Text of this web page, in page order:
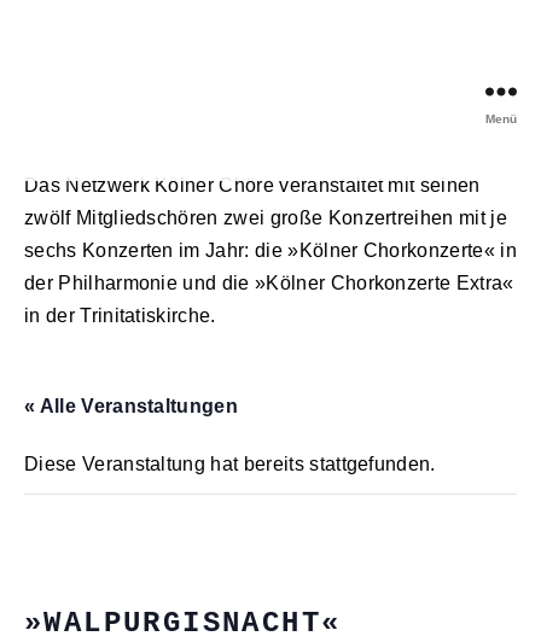
Chöre
Menü
Das Netzwerk Kölner Chöre veranstaltet mit seinen
zwölf Mitgliedschören zwei große Konzertreihen mit je
sechs Konzerten im Jahr: die »Kölner Chorkonzerte« in
der Philharmonie und die »Kölner Chorkonzerte Extra«
in der Trinitatiskirche.
« Alle Veranstaltungen
Diese Veranstaltung hat bereits stattgefunden.
»WALPURGISNACHT«